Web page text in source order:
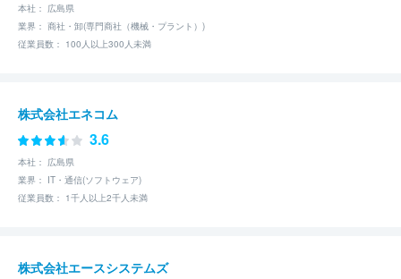
本社： 広島県
業界： 商社・卸(専門商社（機械・プラント）)
従業員数： 100人以上300人未満
株式会社エネコム
3.6
本社： 広島県
業界： IT・通信(ソフトウェア)
従業員数： 1千人以上2千人未満
株式会社エースシステムズ